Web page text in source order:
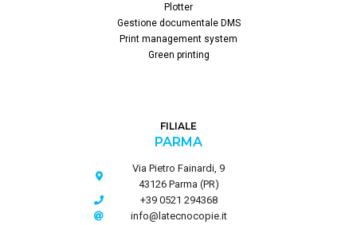
Plotter
Gestione documentale DMS
Print management system
Green printing
FILIALE
PARMA
Via Pietro Fainardi, 9
43126 Parma (PR)
+39 0521 294368
info@latecnocopie.it